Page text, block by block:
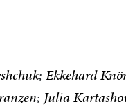
Ekkehard
Julia